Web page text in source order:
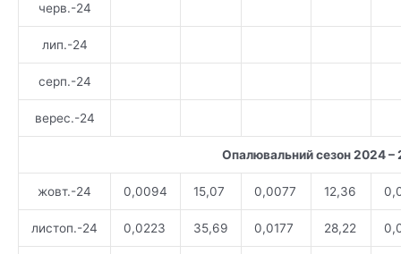
черв.-24
лип.-24
серп.-24
верес.-24
Опалювальний сезон 2024 –
жовт.-24 0,0094 15,07 0,0077 12,36
листоп.-24 0,0223 35,69 0,0177 28,22